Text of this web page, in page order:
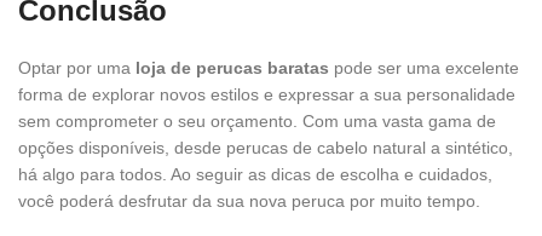
Conclusão
Optar por uma loja de perucas baratas pode ser uma excelente
forma de explorar novos estilos e expressar a sua personalidade
sem comprometer o seu orçamento. Com uma vasta gama de
opções disponíveis, desde perucas de cabelo natural a sintético,
há algo para todos. Ao seguir as dicas de escolha e cuidados,
você poderá desfrutar da sua nova peruca por muito tempo.